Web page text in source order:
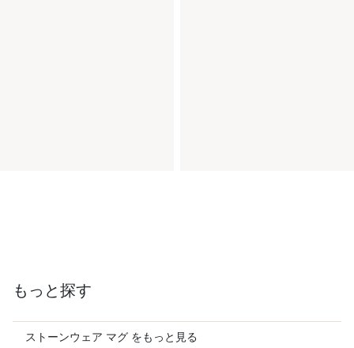
もっと探す
ストーンウェア マグ をもっと見る